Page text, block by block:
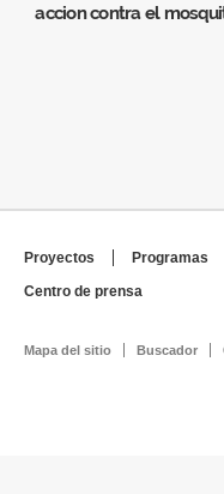
accion contra el
Proyectos Programas
Centro de prensa
Mapa del sitio Buscador